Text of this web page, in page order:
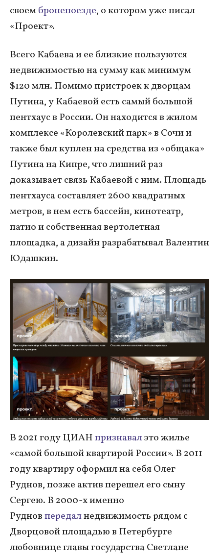
своембронепоезде, о котором уже писал
«Проект».
Всего Кабаева и ее близкие пользуются
недвижимостью на сумму как минимум
$120 млн. Помимо пристроек к дворцам
Путина, у Кабаевой есть самый большой
пентхаус в России. Он находится в жилом
комплексе «Королевский парк» в Сочи и
также был куплен на средства из «общака»
Путина на Кипре, что лишний раз
доказывает связь Кабаевой с ним. Площадь
пентхауса составляет 2600 квадратных
метров, в нем есть бассейн, кинотеатр,
патио и собственная вертолетная
площадка, а дизайн разрабатывал Валентин
Юдашкин.
В 2021 году ЦИАНпризнавалэто жилье
«самой большой квартирой России». В 2011
году квартиру оформил на себя Олег
Руднов, позже актив перешел его сыну
Сергею. В 2000-х именно
Рудновпередалнедвижимость рядом с
Дворцовой площадью в Петербурге
любовнице главы государства Светлане